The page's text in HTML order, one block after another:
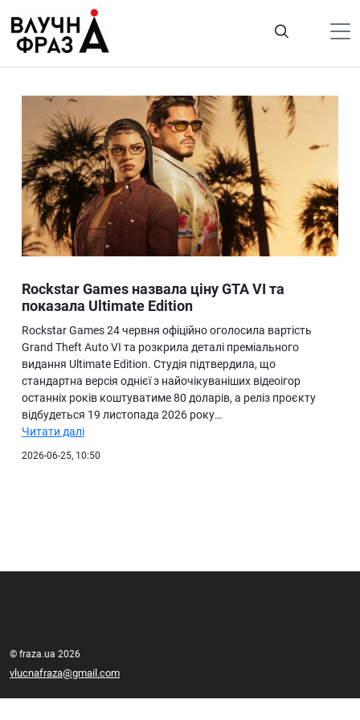
содержимому
Гроші
Життя
Лайфстайл
ТехноНаука
Людина
Ukraine
Про нас
Rockstar Games назвала ціну GTA VI та
показала Ultimate Edition
Rockstar Games 24 червня офіційно оголосила вартість
Grand Theft Auto VI та розкрила деталі преміального
видання Ultimate Edition. Студія підтвердила, що
стандартна версія однієї з найочікуваніших відеоігор
останніх років коштуватиме 80 доларів, а реліз проєкту
відбудеться 19 листопада 2026 року…
Читати далі
2026-06-25, 10:50
© fraza.ua 2026
vlucnafraza@gmail.com